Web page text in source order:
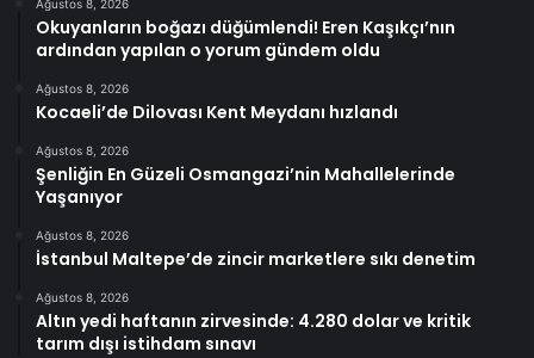
Ağustos 8, 2026
Okuyanların boğazı düğümlendi! Eren Kaşıkçı’nın
ardından yapılan o yorum gündem oldu
Ağustos 8, 2026
Kocaeli’de Dilovası Kent Meydanı hızlandı
Ağustos 8, 2026
Şenliğin En Güzeli Osmangazi’nin Mahallelerinde
Yaşanıyor
Ağustos 8, 2026
İstanbul Maltepe’de zincir marketlere sıkı denetim
Ağustos 8, 2026
Altın yedi haftanın zirvesinde: 4.280 dolar ve kritik
tarım dışı istihdam sınavı